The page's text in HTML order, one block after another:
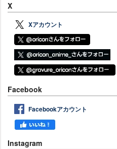
X
Xアカウント
Facebook
Facebookアカウント
Instagram